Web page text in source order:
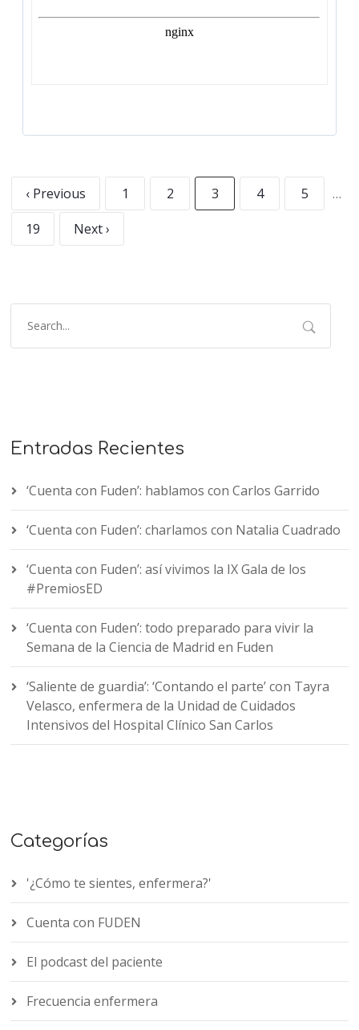
‹ Previous 1 2 3 4 5
…
19
Next ›
Entradas Recientes
‘Cuenta con Fuden’: hablamos con Carlos Garrido
‘Cuenta con Fuden’: charlamos con Natalia Cuadrado
‘Cuenta con Fuden’: así vivimos la IX Gala de los
#PremiosED
‘Cuenta con Fuden’: todo preparado para vivir la
Semana de la Ciencia de Madrid en Fuden
‘Saliente de guardia’: ‘Contando el parte’ con Tayra
Velasco, enfermera de la Unidad de Cuidados
Intensivos del Hospital Clínico San Carlos
Categorías
'¿Cómo te sientes, enfermera?'
Cuenta con FUDEN
El podcast del paciente
Frecuencia enfermera